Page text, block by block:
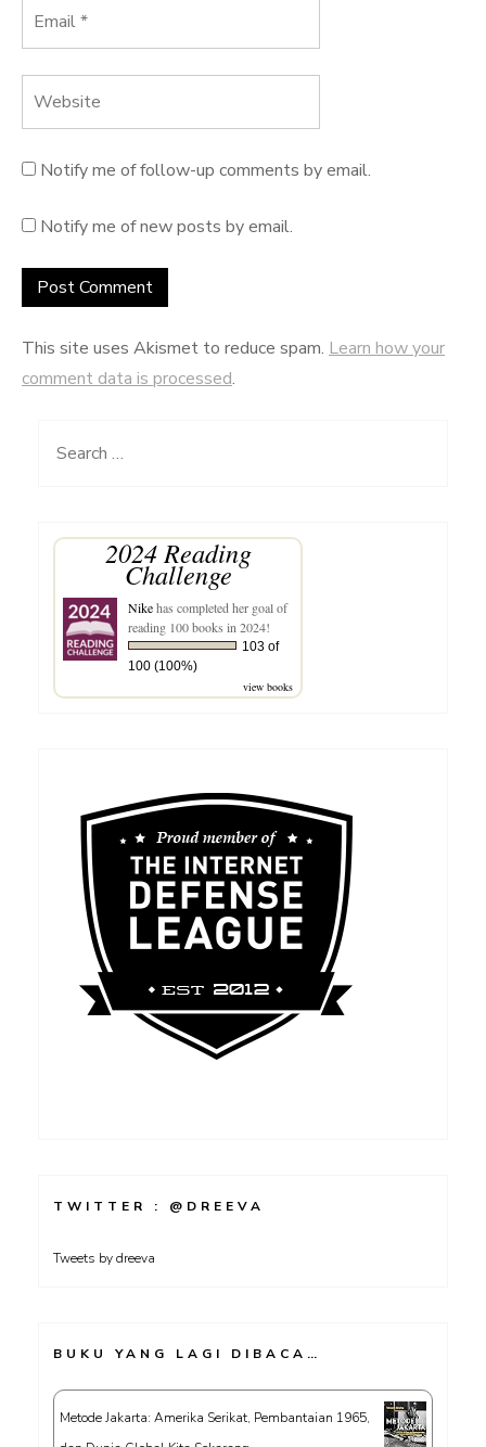
Notify me of follow-up comments by email.
Notify me of new posts by email.
This site uses Akismet to reduce spam. Learn how your
comment data is processed.
Search
2024 Reading
Challenge
Nikehas completed her goal of
reading 100 books in 2024!
103 of
100 (100%)
view books
TWITTER : @DREEVA
Tweets by dreeva
BUKU YANG LAGI DIBACA…
Metode Jakarta: Amerika Serikat, Pembantaian 1965,